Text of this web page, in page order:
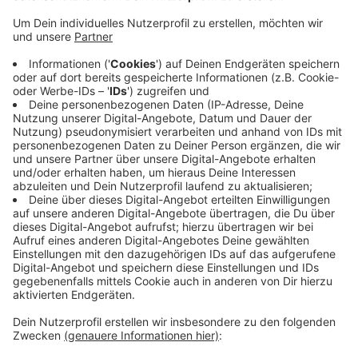
Anzeige
Jetzt haben die Ermittlungen ergeben, dass der 21-
Jährige auch für weitere Autodiebstähle und -
Versuche verantwortlich ist. Unter anderem in
Meerbusch, Köln und Eschweiler. Auch ein weiterer
Autodiebstahl in Willich geht auf sein Konto. Bei allen
Wagen handelte es sich um Audis, die jeweils in die
Niederlande gebracht wurden. Die Polizei geht davon
aus, dass der Mann Teil einer Autoschieberbande ist.
Anzeige